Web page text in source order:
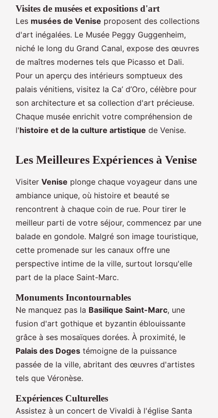
Visites de musées et expositions d'art
Les musées de Venise proposent des collections
d'art inégalées. Le Musée Peggy Guggenheim,
niché le long du Grand Canal, expose des œuvres
de maîtres modernes tels que Picasso et Dali.
Pour un aperçu des intérieurs somptueux des
palais vénitiens, visitez la Ca’ d’Oro, célèbre pour
son architecture et sa collection d'art précieuse.
Chaque musée enrichit votre compréhension de
l'histoire et de la culture artistique de Venise.
Les Meilleures Expériences à Venise
Visiter Venise plonge chaque voyageur dans une
ambiance unique, où histoire et beauté se
rencontrent à chaque coin de rue. Pour tirer le
meilleur parti de votre séjour, commencez par une
balade en gondole. Malgré son image touristique,
cette promenade sur les canaux offre une
perspective intime de la ville, surtout lorsqu'elle
part de la place Saint-Marc.
Monuments Incontournables
Ne manquez pas la Basilique Saint-Marc, une
fusion d'art gothique et byzantin éblouissante
grâce à ses mosaïques dorées. À proximité, le
Palais des Doges témoigne de la puissance
passée de la ville, abritant des œuvres d'artistes
tels que Véronèse.
Expériences Culturelles
Assistez à un concert de Vivaldi à l'église Santa